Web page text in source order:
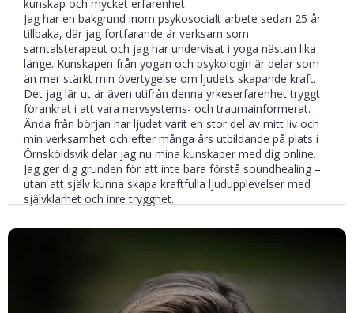
kunskap och mycket erfarenhet.
Jag har en bakgrund inom psykosocialt arbete sedan 25 år
tillbaka, där jag fortfarande är verksam som
samtalsterapeut och jag har undervisat i yoga nästan lika
länge. Kunskapen från yogan och psykologin är delar som
än mer stärkt min övertygelse om ljudets skapande kraft.
Det jag lär ut är även utifrån denna yrkeserfarenhet tryggt
förankrat i att vara nervsystems- och traumainformerat.
Ända från början har ljudet varit en stor del av mitt liv och
min verksamhet och efter många års utbildande på plats i
Örnsköldsvik delar jag nu mina kunskaper med dig online.
Jag ger dig grunden för att inte bara förstå soundhealing –
utan att själv kunna skapa kraftfulla ljudupplevelser med
självklarhet och inre trygghet.